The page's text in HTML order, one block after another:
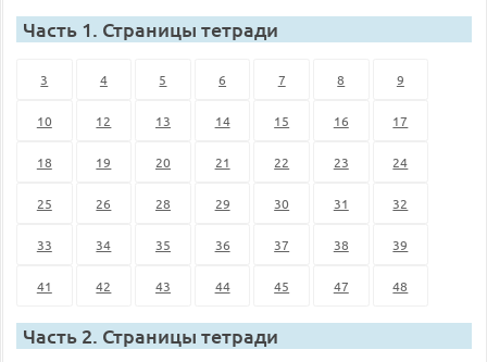
Часть 1. Страницы тетради
3 4 5 6 7 8 9
10 12 13 14 15 16 17
18 19 20 21 22 23 24
25 26 28 29 30 31 32
33 34 35 36 37 38 39
41 42 43 44 45 47 48
Часть 2. Страницы тетради